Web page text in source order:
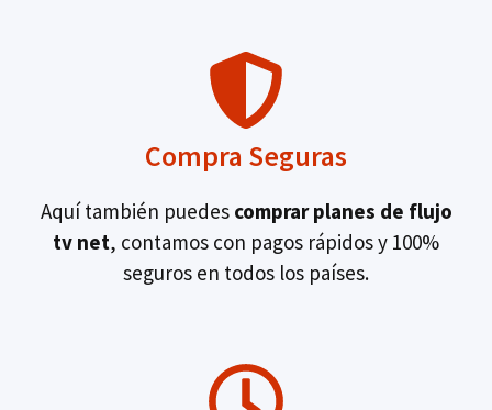
Compra Seguras
Aquí también puedes comprar planes de flujo
tv net, contamos con pagos rápidos y 100%
seguros en todos los países.